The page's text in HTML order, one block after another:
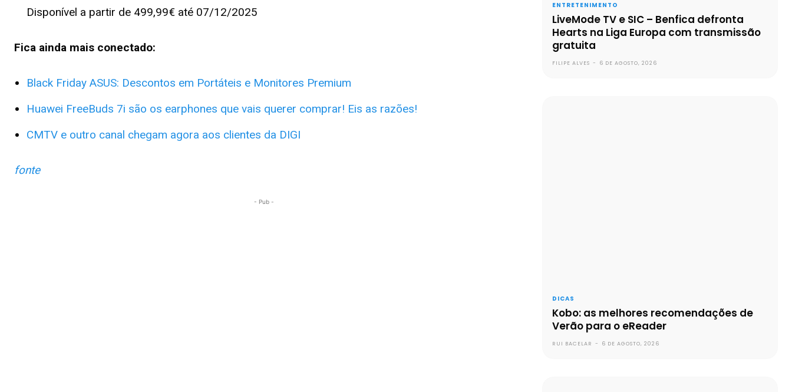
Disponível a partir de 499,99€ até 07/12/2025
Fica ainda mais conectado:
Black Friday ASUS: Descontos em Portáteis e Monitores Premium
Huawei FreeBuds 7i são os earphones que vais querer comprar! Eis as razões!
CMTV e outro canal chegam agora aos clientes da DIGI
fonte
- Pub -
ENTRETENIMENTO
LiveMode TV e SIC – Benfica defronta
Hearts na Liga Europa com transmissão
gratuita
FILIPE ALVES - 6 DE AGOSTO, 2026
DICAS
Kobo: as melhores recomendações de
Verão para o eReader
RUI BACELAR - 6 DE AGOSTO, 2026